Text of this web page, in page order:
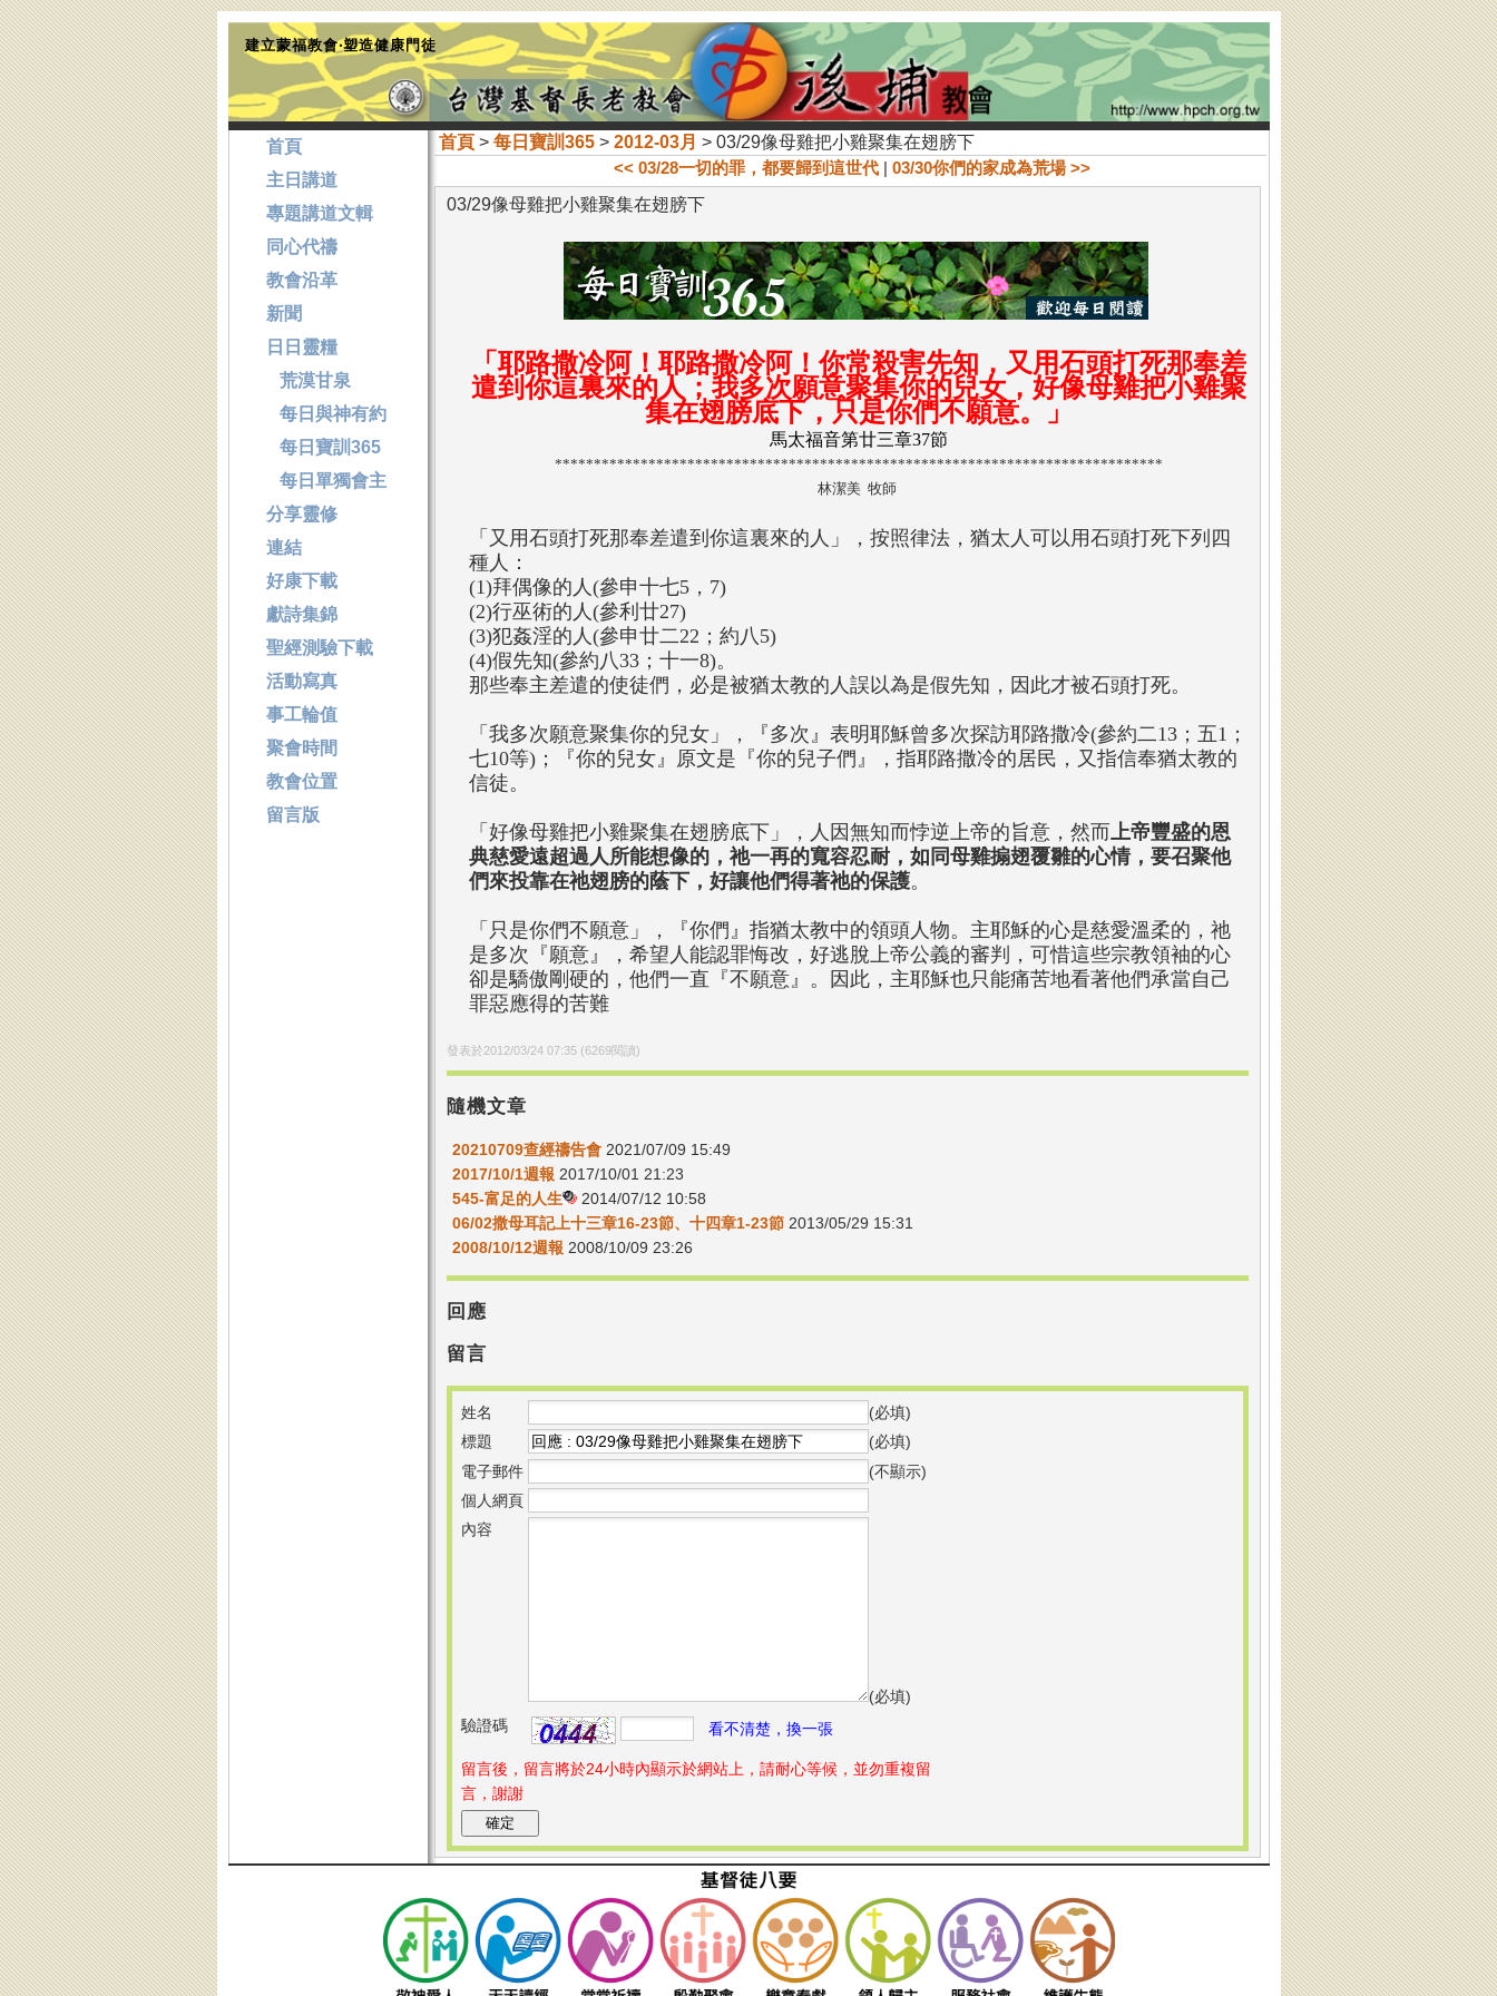
建立蒙福教會‧塑造健康門徒
首頁> 每日寶訓365> 2012-03月 > 03/29像母雞把小雞聚集在翅膀下
<< 03/28一切的罪，都要歸到這世代 | 03/30你們的家成為荒場 >>
03/29像母雞把小雞聚集在翅膀下
「耶路撒冷阿！耶路撒冷阿！你常殺害先知，又用石頭打死那奉差
遣到你這裏來的人；我多次願意聚集你的兒女，好像母雞把小雞聚
集在翅膀底下，只是你們不願意。
」
馬太福音第廿三章37節
******************************************************************************
林潔美 牧師
「又用石頭打死那奉差遣到你這裏來的人」，按照律法，猶太人可以用石頭打死下列四
種人：
(1)拜偶像的人(參申十七5，7)
(2)行巫術的人(參利廿27)
(3)犯姦淫的人(參申廿二22；約八5)
(4)假先知(參約八33；十一8)。
那些奉主差遣的使徒們，必是被猶太教的人誤以為是假先知，因此才被石頭打死。
「我多次願意聚集你的兒女」，『多次』表明耶穌曾多次探訪耶路撒冷(參約二13；五1；
七10等)；『你的兒女』原文是『你的兒子們』，指耶路撒冷的居民，又指信奉猶太教的
信徒。
「好像母雞把小雞聚集在翅膀底下」，人因無知而悖逆上帝的旨意，然而上帝豐盛的恩
典慈愛遠超過人所能想像的，祂一再的寬容忍耐，如同母雞搧翅覆雛的心情，要召聚他
們來投靠在祂翅膀的蔭下，好讓他們得著祂的保護。
「只是你們不願意」，『你們』指猶太教中的領頭人物。主耶穌的心是慈愛溫柔的，祂
是多次『願意』，希望人能認罪悔改，好逃脫上帝公義的審判，可惜這些宗教領袖的心
卻是驕傲剛硬的，他們一直『不願意』。因此，主耶穌也只能痛苦地看著他們承當自己
罪惡應得的苦難
發表於2012/03/24 07:35(6269閱讀)
隨機文章
20210709查經禱告會2021/07/09 15:49
2017/10/1週報 2017/10/01 21:23
545-富足的人生
2014/07/12 10:58
06/02撒母耳記上十三章16-23節、十四章1-23節2013/05/29 15:31
2008/10/12週報 2008/10/09 23:26
回應
留言
姓名
(必填)
標題
(必填)
電子郵件
(不顯示)
個人網頁
內容
(必填)
驗證碼
看不清楚，換一張
留言後，留言將於24小時內顯示於網站上，請耐心等候，並勿重複留
言，謝謝
首頁
主日講道
專題講道文輯
同心代禱
教會沿革
新聞
日日靈糧
荒漠甘泉
每日與神有約
每日寶訓365
每日單獨會主
分享靈修
連結
好康下載
獻詩集錦
聖經測驗下載
活動寫真
事工輪值
聚會時間
教會位置
留言版